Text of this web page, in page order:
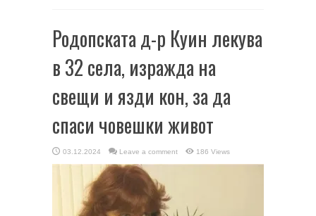
Родопската д-р Куин лекува
в 32 села, изражда на
свещи и язди кон, за да
спаси човешки живот
03.12.2024 Leave a comment 186 Views